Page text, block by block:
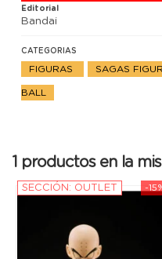
Editorial
Bandai
CATEGORIAS
FIGURAS SAGAS
BALL
1 productos en la
-
SECCIÓN: OUTLET